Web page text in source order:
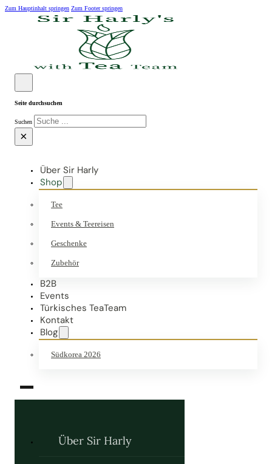
Zum Hauptinhalt springen Zum Footer springen
Seite durchsuchen
Suchen
×
Über Sir Harly
Shop
Tee
Events & Teereisen
Geschenke
Zubehör
B2B
Events
Türkisches TeaTeam
Kontakt
Blog
Südkorea 2026
Über Sir Harly